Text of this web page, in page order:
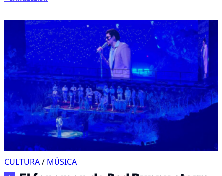
CULTURA/ MÚSICA